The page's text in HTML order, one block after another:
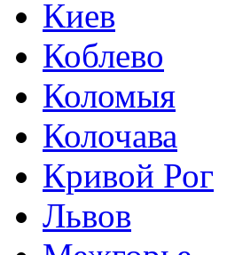
Киев
Коблево
Коломыя
Колочава
Кривой Рог
Львов